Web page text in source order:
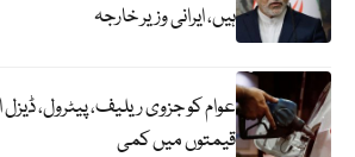
ہیں، ایرانی وزیر خارجہ
عوام کو جزوی ریلیف، پیٹرول،
قیمتوں میں کمی